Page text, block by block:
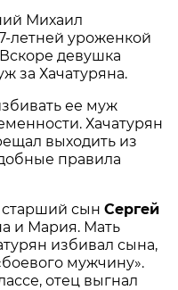
Михаил
летней уроженкой
девушка
за Хачатуряна.
ее муж
Хачатурян
выходить из
правила
старший сынСергей
и Мария. Мать
избивал сына,
мужчину».
отец выгнал